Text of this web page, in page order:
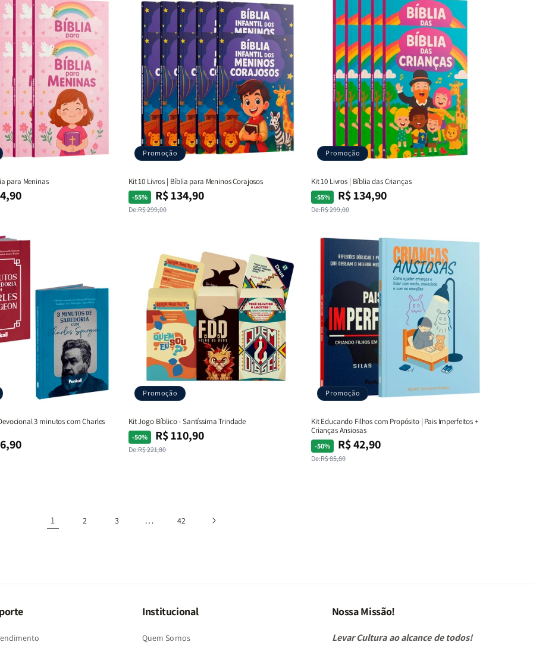
para Meninas
Promoção
Kit 10 Livros | Bíblia para Meninos Corajosos
-55%
Preço
normal
De:R$ 299,00
Preço
promocional
R$ 134,90
Promoção
Kit 10 Livros | Bíblia das Crianças
-55%
Preço
normal
De:R$ 299,00
Preço
promocional
R$ 134,90
3 minutos com Charles
Promoção
Kit Jogo Bíblico - Santíssima Trindade
-50%
Preço
normal
De:R$ 221,80
Preço
promocional
R$ 110,90
Promoção
Kit Educando Filhos com Propósito | Pais Imperfeitos +
Crianças Ansiosas
-50%
Preço
normal
De:R$ 85,80
Preço
promocional
R$ 42,90
1 2 3 … 42
Institucional
Quem Somos
Nossa Missão!
Levar Cultura ao alcance de todos!